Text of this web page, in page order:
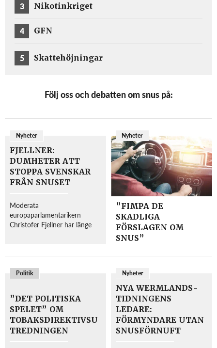
3 Nikotinkriget
4 GFN
5 Skattehöjningar
Följ oss och debatten om snus på:
Nyheter
FJELLNER:
DUMHETER ATT
STOPPA SVENSKAR
FRÅN SNUSET
Moderata
europaparlamentarikern
Christofer Fjellner har länge
europaparlamentariker som
europeiska
...
Nyheter
”FIMPA DE
SKADLIGA
FÖRSLAGEN OM
SNUS”
Politik
”DET POLITISKA
SPELET” OM
TOBAKSDIREKTIVSU
TREDNINGEN
Nyheter
NYA WERMLANDS-
TIDNINGENS
LEDARE:
FÖRMYNDARE UTAN
SNUSFÖRNUFT